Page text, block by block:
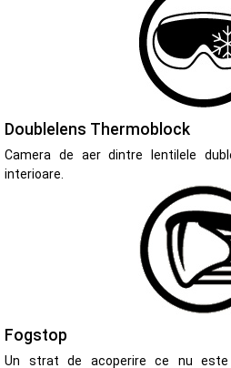
Doublelens Thermoblock
Camera de aer dintre lentilele
interioare.
Fogstop
Un strat de acoperire ce nu